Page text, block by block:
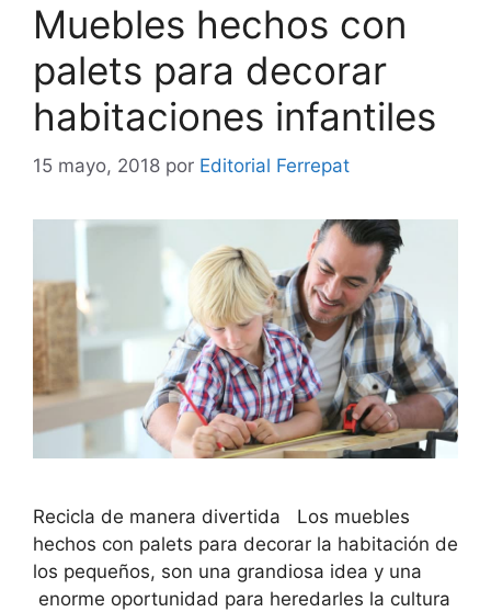
Muebles hechos con
palets para decorar
habitaciones infantiles
15 mayo, 2018 por Editorial Ferrepat
Recicla de manera divertida Los muebles
hechos con palets para decorar la habitación de
los pequeños, son una grandiosa idea y una
enorme oportunidad para heredarles la cultura